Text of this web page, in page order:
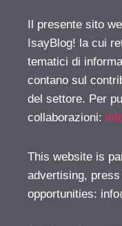
Il presente sito
IsayBlog! la cui
tematici di
contano sul
del settore. Per
collaborazioni:
This website is
advertising,
opportunities: